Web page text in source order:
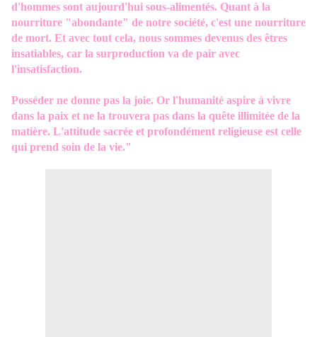
d'hommes sont aujourd'hui sous-alimentés. Quant à la
nourriture "abondante" de notre société, c'est une nourriture
de mort. Et avec tout cela, nous sommes devenus des êtres
insatiables, car la surproduction va de pair avec
l'insatisfaction.
Posséder ne donne pas la joie. Or l'humanité aspire à vivre
dans la paix et ne la trouvera pas dans la quête illimitée de la
matière. L'attitude sacrée et profondément religieuse est celle
qui prend soin de la vie."